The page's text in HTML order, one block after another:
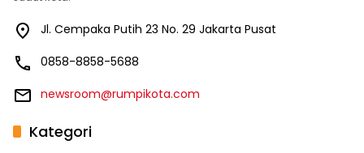
Jl. Cempaka Putih 23 No. 29 Jakarta Pusat
0858-8858-5688
newsroom@rumpikota.com
Kategori